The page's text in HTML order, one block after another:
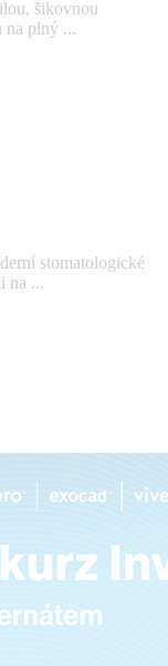
šikovnou
na plný ...
stomatologické
na ...